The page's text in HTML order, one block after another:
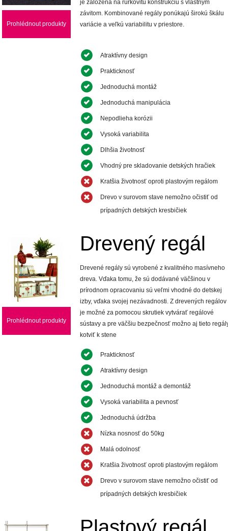
Prohlédnout produkty
je založená na rúrkovitú konštrukciu s vlastným
závitom. Kombinované regály ponúkajú širokú škálu
variácie a veľkú variabilitu v priestore.
Atraktívny design
Prakticknosť
Jednoduchá montáž
Jednoduchá manipulácia
Nepodlieha korózii
Vysoká variabilita
Dlhšia životnosť
Vhodný pre skladovanie detských hračiek
Kratšia životnosť oproti plastovým regálom
Drevo v surovom stave nemožno očistiť od
prípadných detských kresbičiek
Prohlédnout produkty
Drevený regál
Drevené regály sú vyrobené z kvalitného masívneho
dreva. Vďaka tomu, že sú dodávané väčšinou v
prírodnom opracovaniu sú veľmi vhodné do detskej
izby, vďaka svojej nezávadnosti. Z drevených regálov
je možné za pomocou skrutiek vytvárať regálové
sústavy a pre väčšiu bezpečnosť možno aj tieto
kotviť k stene
Prakticknosť
Atraktívny design
Jednoduchá montáž a demontáž
Vysoká variabilita a pevnosť
Jednoduchá údržba
Nízka nosnosť do 50kg
Malá odolnosť
Kratšia životnosť oproti plastovým regálom
Drevo v surovom stave nemožno očistiť od
prípadných detských kresbičiek